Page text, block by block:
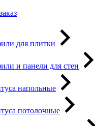
для плитки
и панели для стен
напольные
потолочные